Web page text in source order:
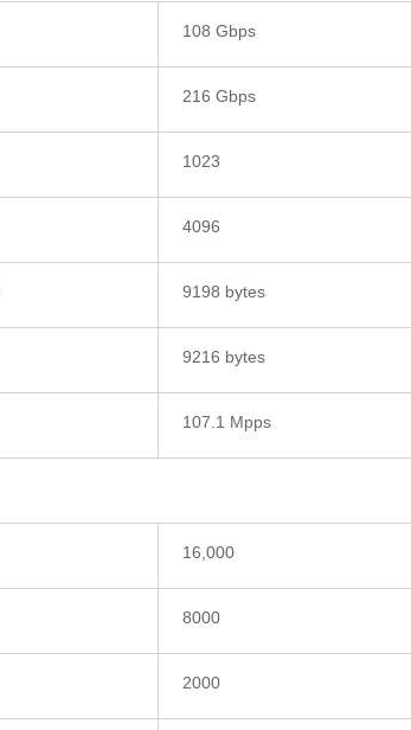
108 Gbps
216 Gbps
1023
4096
9198 bytes
9216 bytes
107.1 Mpps
16,000
8000
2000